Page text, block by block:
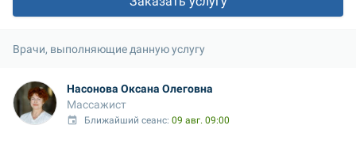
Врачи, выполняющие данную услугу
Насонова Оксана Олеговна
Массажист
Ближайший сеанс: 09 авг. 09:00